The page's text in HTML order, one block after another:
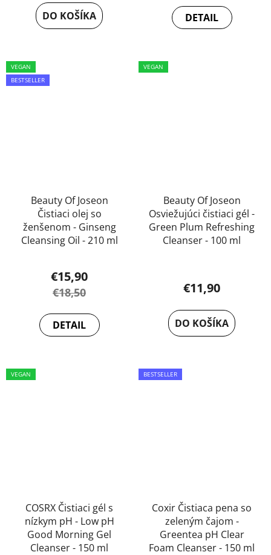
DO KOŠÍKA
je
5,0
DETAIL
VEGAN
BESTSELLER
Beauty Of Joseon
Čistiaci olej so
ženšenom - Ginseng
Cleansing Oil - 210 ml
€15,90
€18,50
DETAIL
VEGAN
Beauty Of Joseon
Osviežujúci čistiaci gél -
Green Plum Refreshing
Cleanser - 100 ml
€11,90
DO KOŠÍKA
VEGAN
COSRX Čistiaci gél s
nízkym pH - Low pH
Good Morning Gel
Cleanser - 150 ml
BESTSELLER
Coxir Čistiaca pena so
zeleným čajom -
Greentea pH Clear
Foam Cleanser - 150 ml